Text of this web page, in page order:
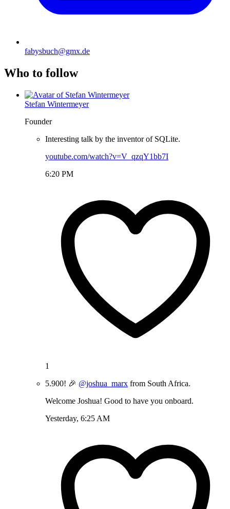
fabysbuch@gmx.de
Who to follow
Stefan Wintermeyer
Founder
Interesting talk by the inventor of SQLite.
youtube.com/watch?v=V_qzqY1bb7I
6:20 PM
1
5.900! 🎉 @joshua_marx from South Africa.
Welcome Joshua! Good to have you onboard.
Yesterday, 6:25 AM